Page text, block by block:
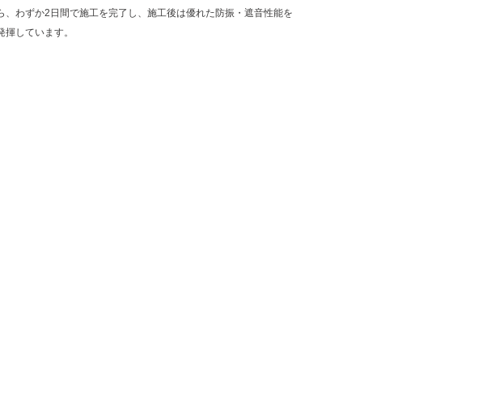
、わずか2日間で施工を完了し、施工後は優れた防振・遮音性能を
揮しています。